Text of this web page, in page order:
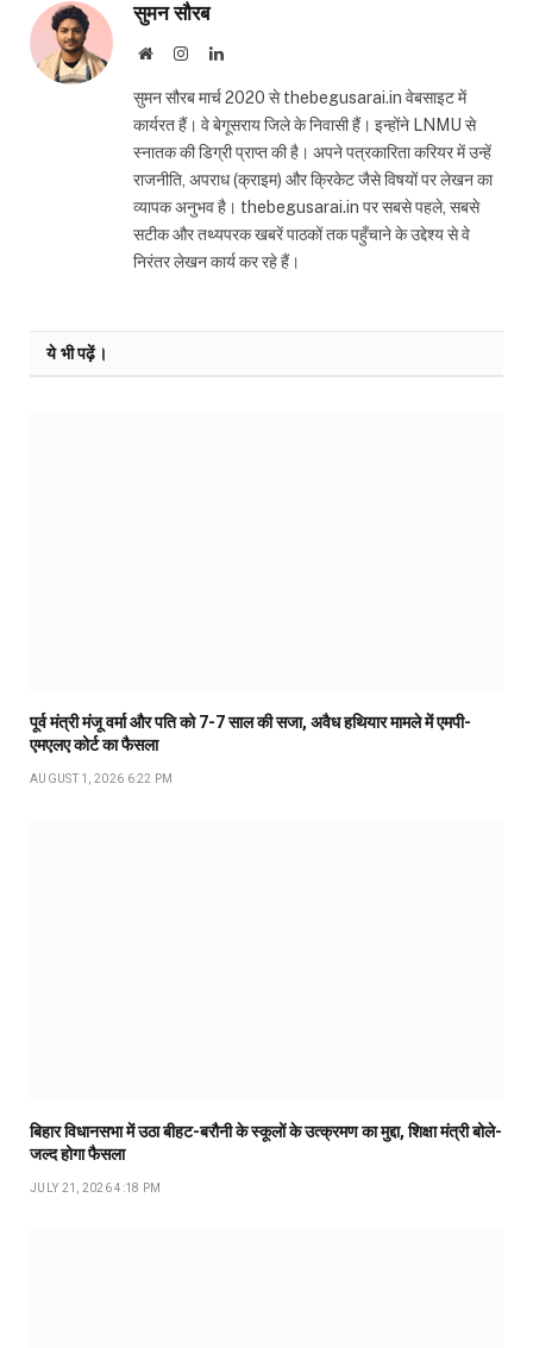
सुमन सौरब
WebsiteInstagramLinkedIn
सुमन सौरब मार्च 2020 से thebegusarai.in वेबसाइट में
कार्यरत हैं। वे बेगूसराय जिले के निवासी हैं। इन्होंने LNMU से
स्नातक की डिग्री प्राप्त की है। अपने पत्रकारिता करियर में उन्हें
राजनीति, अपराध (क्राइम) और क्रिकेट जैसे विषयों पर लेखन का
व्यापक अनुभव है। thebegusarai.in पर सबसे पहले, सबसे
सटीक और तथ्यपरक खबरें पाठकों तक पहुँचाने के उद्देश्य से वे
निरंतर लेखन कार्य कर रहे हैं।
ये भी पढ़ें।
पूर्व मंत्री मंजू वर्मा और पति को 7-7 साल की सजा, अवैध हथियार मामले में एमपी-
एमएलए कोर्ट का फैसला
AUGUST 1, 2026 6:22 PM
बिहार विधानसभा में उठा बीहट-बरौनी के स्कूलों के उत्क्रमण का मुद्दा, शिक्षा मंत्री बोले-
जल्द होगा फैसला
JULY 21, 2026 4:18 PM